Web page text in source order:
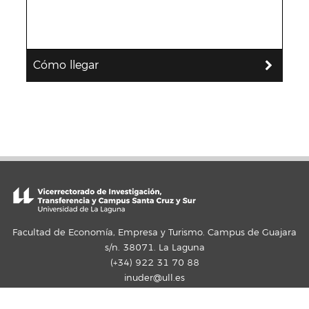
Cómo llegar
Facultad de Economía, Empresa y Turismo. Campus de Guajara
s/n. 38071. La Laguna
(+34) 922 31 70 88
inuder@ull.es